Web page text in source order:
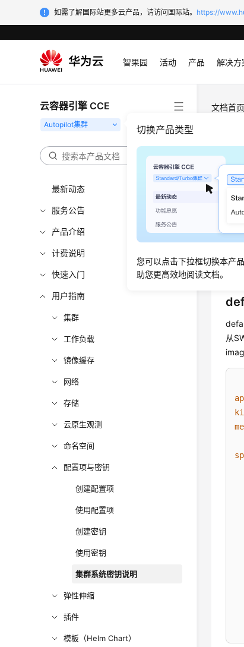
如需了解国际站更多云产品，请访问国际站。 https://
智果园 活动 产品 解决方
云容器引擎 CCE
切换产品类型
您可以点击下拉框切换本产
助您更高效地阅读文档。
最新动态
服务公告
产品介绍
计费说明
快速入门
用户指南
集群
工作负载
镜像缓存
网络
存储
云原生观测
命名空间
配置项与密钥
创建配置项
使用配置项
创建密钥
使用密钥
集群系统密钥说明
弹性伸缩
插件
模板（Helm Chart）
文档首页
更
下
从